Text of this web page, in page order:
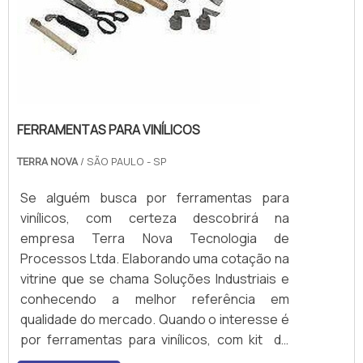
FERRAMENTAS PARA VINÍLICOS
TERRA NOVA / SÃO PAULO - SP
Se alguém busca por ferramentas para
vinílicos, com certeza descobrirá na
empresa Terra Nova Tecnologia de
Processos Ltda. Elaborando uma cotação na
vitrine que se chama Soluções Industriais e
conhecendo a melhor referência em
qualidade do mercado. Quando o interesse é
por ferramentas para vinílicos, com kit de
acessórios e soprador modelo Forsthoff